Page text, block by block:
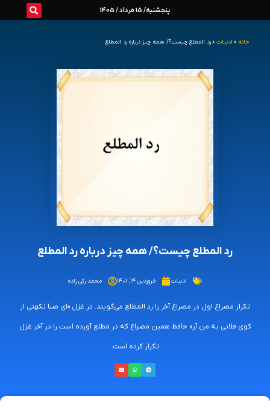
پنجشنبه/ 15 مرداد / 1405
خانه » ادبیات » رد المطلع چیست؟/ همه چیز درباره رد المطلع
رد المطلع چیست؟/ همه چیز درباره رد المطلع
ادبیات فروردین ۱۴, ۱۴۰۱ محمد زکی زاده
تکرار مصراع اول در مصراع آخر را رد المطلع می‌گویند. در غزل «ای صبا نکهتی از
کوی فلانی به من آر» حافظ همین مصراع که در مطلع آورده است را در آخر غزل
تکرار کرده است.